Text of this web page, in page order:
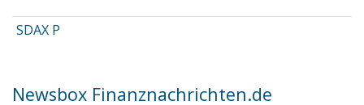
SDAX P
Newsbox Finanznachrichten.de